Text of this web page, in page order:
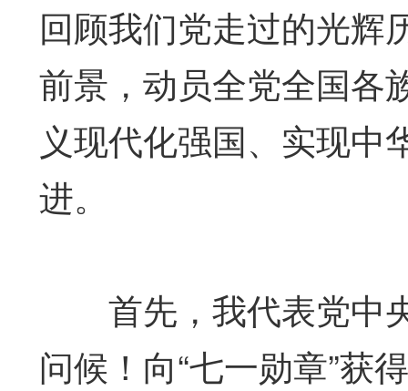
回顾我们党走过的光辉
前景，动员全党全国各
义现代化强国、实现中
进。
首先，我代表党中
问候！向“七一勋章”获